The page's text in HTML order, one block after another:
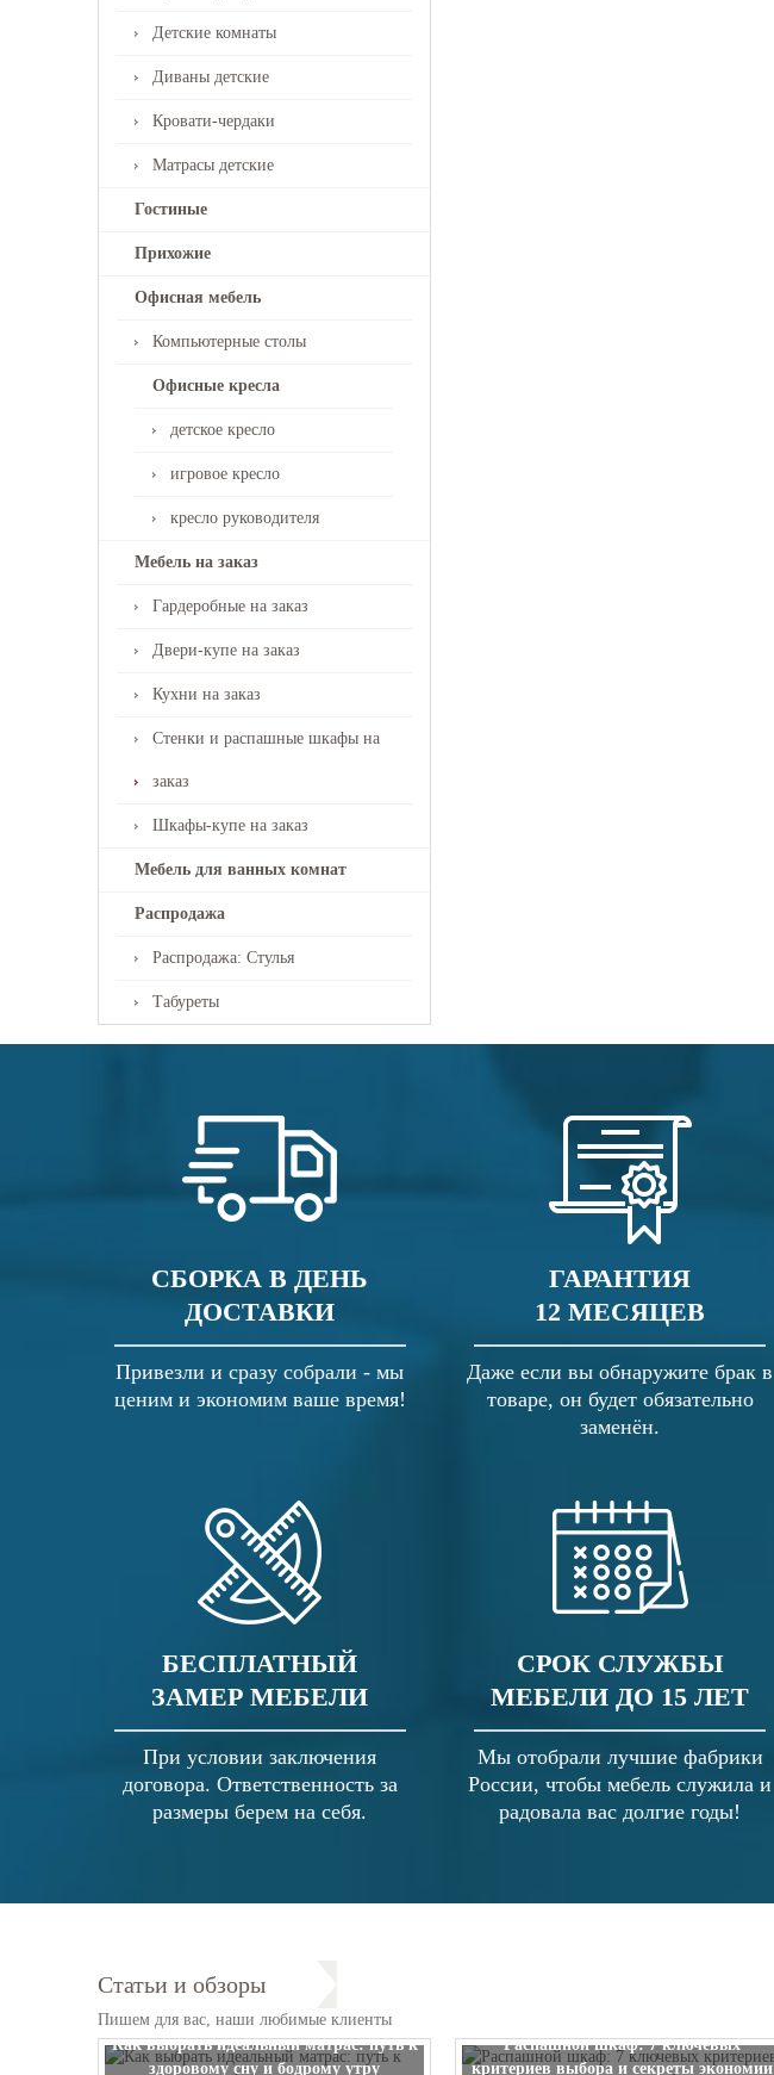
Детские комнаты
Диваны детские
Кровати-чердаки
Матрасы детские
Гостиные
Прихожие
Офисная мебель
Компьютерные столы
Офисные кресла
детское кресло
игровое кресло
кресло руководителя
Мебель на заказ
Гардеробные на заказ
Двери-купе на заказ
Кухни на заказ
Стенки и распашные шкафы на
заказ
Шкафы-купе на заказ
Мебель для ванных комнат
Распродажа
Распродажа: Стулья
Табуреты
СБОРКА В ДЕНЬ
ДОСТАВКИ
Привезли и сразу собрали - мы
ценим и экономим ваше время!
ГАРАНТИЯ
12 МЕСЯЦЕВ
Даже если вы обнаружите брак в
товаре, он будет обязательно
заменён.
БЕСПЛАТНЫЙ
ЗАМЕР МЕБЕЛИ
При условии заключения
договора. Ответственность за
размеры берем на себя.
СРОК СЛУЖБЫ
МЕБЕЛИ ДО 15 ЛЕТ
Мы отобрали лучшие фабрики
России, чтобы мебель служила и
радовала вас долгие годы!
Статьи и обзоры
Пишем для вас, наши любимые клиенты
Как выбрать идеальный матрас: путь к
здоровому сну и бодрому утру
Распашной шкаф: 7 ключевых
критериев выбора и секреты экономии